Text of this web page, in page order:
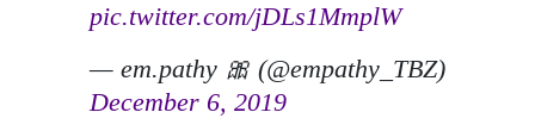
pic.twitter.com/jDLs1MmplW
— em.pathy 🎀 (@empathy_TBZ)
December 6, 2019